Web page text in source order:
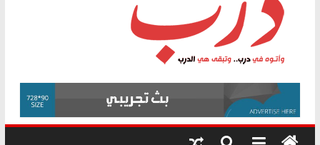
فرحات سليمان يكتب: القطاع الصحي إلى
أين؟
حزب التحالف الشعبي يطلق لجنة “الحق
في الصحة” بالإسكندرية لرصد الانتهاكات
ودعم المرضى
الوزاري لمدينة الصحفيين.. وانتهاء أعمال
إنشاء المبنى الإداري
المجلس القومي لحقوق الإنسان يعلن
متابعة قضية الدكتور محمد زهران.. ويؤكد:
درب
وأتوه
درب..
وتبقى